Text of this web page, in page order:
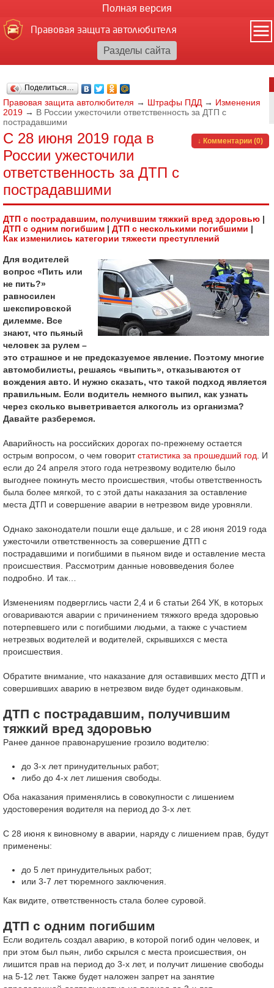
Полная версия
Правовая защита автолюбителя
Поделиться…
Правовая защита автолюбителя → Штрафы ПДД → Изменения
2019 → В России ужесточили ответственность за ДТП с
пострадавшими
↓ Комментарии (0)
С 28 июня 2019 года в
России ужесточили
ответственность за ДТП с
пострадавшими
ДТП с пострадавшим, получившим тяжкий вред здоровью |
ДТП с одним погибшим | ДТП с несколькими погибшими |
Как изменились категории тяжести преступлений
Для водителей
вопрос «Пить или
не пить?»
равносилен
шекспировской
дилемме. Все
знают, что пьяный
человек за рулем –
это страшное и не предсказуемое явление. Поэтому многие
автомобилисты, решаясь «выпить», отказываются от
вождения авто. И нужно сказать, что такой подход является
правильным. Если водитель немного выпил, как узнать
через сколько выветривается алкоголь из организма?
Давайте разберемся.
Аварийность на российских дорогах по-прежнему остается
острым вопросом, о чем говоритстатистика за прошедший год . И
если до 24 апреля этого года нетрезвому водителю было
выгоднее покинуть место происшествия, чтобы ответственность
была более мягкой, то с этой даты наказания за оставление
места ДТП и совершение аварии в нетрезвом виде уровняли.
Однако законодатели пошли еще дальше, и с 28 июня 2019 года
ужесточили ответственность за совершение ДТП с
пострадавшими и погибшими в пьяном виде и оставление места
происшествия. Рассмотрим данные нововведения более
подробно. И так…
Изменениям подверглись части 2,4 и 6 статьи 264 УК, в которых
оговариваются аварии с причинением тяжкого вреда здоровью
потерпевшего или с погибшими людьми, а также с участием
нетрезвых водителей и водителей, скрывшихся с места
происшествия.
Обратите внимание, что наказание для оставивших место ДТП и
совершивших аварию в нетрезвом виде будет одинаковым.
ДТП с пострадавшим, получившим
тяжкий вред здоровью
Ранее данное правонарушение грозило водителю:
до 3-х лет принудительных работ;
либо до 4-х лет лишения свободы.
Оба наказания применялись в совокупности с лишением
удостоверения водителя на период до 3-х лет.
С 28 июня к виновному в аварии, наряду с лишением прав, будут
применены:
до 5 лет принудительных работ;
или 3-7 лет тюремного заключения.
Как видите, ответственность стала более суровой.
ДТП с одним погибшим
Если водитель создал аварию, в которой погиб один человек, и
при этом был пьян, либо скрылся с места происшествия, он
лишится прав на период до 3-х лет, и получит лишение свободы
на 5-12 лет. Также будет наложен запрет на занятие